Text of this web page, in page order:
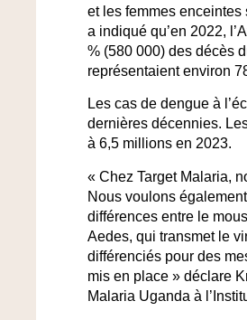
et les femmes enceintes
a indiqué qu’en 2022,
% (580 000) des décès
représentaient environ
Les cas de dengueà
dernières décennies.
à 6,5 millions en 2023.
« Chez Target Malaria,
Nous voulons
différences entre le
Aedes, qui transmet le
différenciés pour des
mis en place » déclare
Malaria Uganda à